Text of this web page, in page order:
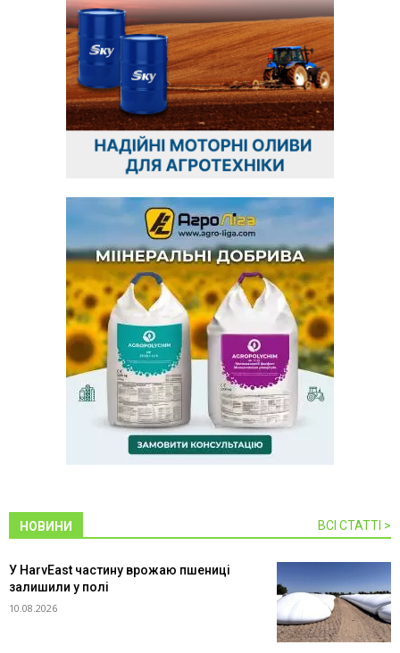
НОВИНИ ВСІ СТАТТІ >
У HarvEast частину врожаю пшениці
залишили у полі
10.08.2026